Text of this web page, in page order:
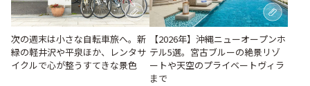
次の週末は小さな自転車旅へ。新
緑の軽井沢や平泉ほか、レンタサ
イクルで心が整うすてきな景色
【2026年】沖縄ニューオープンホ
テル5選。宮古ブルーの絶景リゾ
ートや天空のプライベートヴィラ
まで